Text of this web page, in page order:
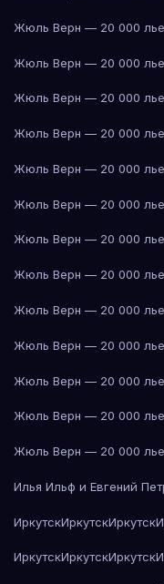
Жюль Верн — 20 000
Жюль Верн — 20 000
Жюль Верн — 20 000
Жюль Верн — 20 000
Жюль Верн — 20 000
Жюль Верн — 20 000
Жюль Верн — 20 000
Жюль Верн — 20 000
Жюль Верн — 20 000
Жюль Верн — 20 000
Жюль Верн — 20 000
Жюль Верн — 20 000
Жюль Верн — 20 000
Илья Ильф и Евгений
ИркутскИркутскИркутск
ИркутскИркутскИркутск